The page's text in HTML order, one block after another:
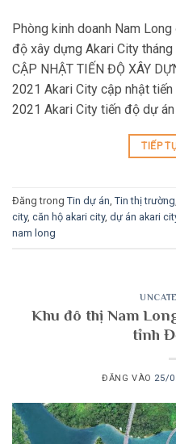
Phòng kinh doanh Nam
độ xây dựng Akari City
CẬP NHẬT TIẾN ĐỘ XÂY
2021 Akari City cập nhật
2021 Akari City tiến độ dự
TIẾP
Đăng trong Tin dự án, Tin thị trường,
city, căn hộ akari city, dự án akari
nam long
Khu đô thị Nam
tỉnh
ĐĂNG VÀO 25/